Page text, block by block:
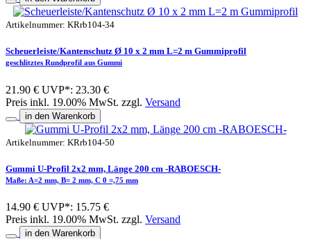
Artikelnummer: KRrb104-34
Scheuerleiste/Kantenschutz Ø 10 x 2 mm L=2 m Gummiprofil
geschlitztes Rundprofil aus Gummi
21.90 € UVP*: 23.30 €
Preis inkl. 19.00% MwSt. zzgl. Versand
in den Warenkorb
Artikelnummer: KRrb104-50
Gummi U-Profil 2x2 mm, Länge 200 cm -RABOESCH-
Maße: A=2 mm, B= 2 mm, C 0 =,75 mm
14.90 € UVP*: 15.75 €
Preis inkl. 19.00% MwSt. zzgl. Versand
in den Warenkorb